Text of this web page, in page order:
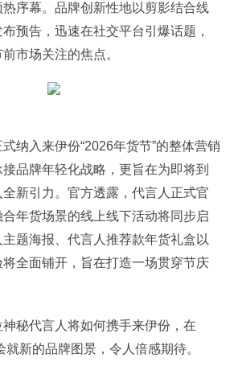
序幕。品牌创新性地以剪影结合线
预告，迅速在社交平台引爆话题，
市场关注的焦点。
纳入来伊份“2026年货节”的整体营销
品牌年轻化战略，更旨在为即将到
新引力。官方透露，代言人正式官
年货场景的线上线下活动将同步启
题海报、代言人推荐款年货礼盒以
全面铺开，旨在打造一场贯穿节庆
秘代言人将如何携手来伊份，在
新的品牌图景，令人倍感期待。